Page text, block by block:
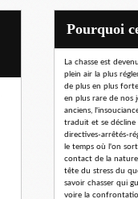
Pourquoi
La chasse est
plein air la plus
de plus en plus
en plus rare de nos
anciens,
traduit et se décline
directives-arrêtés-
le temps où l'on
contact de la
tête du stress du
savoir chasser qui
voire la